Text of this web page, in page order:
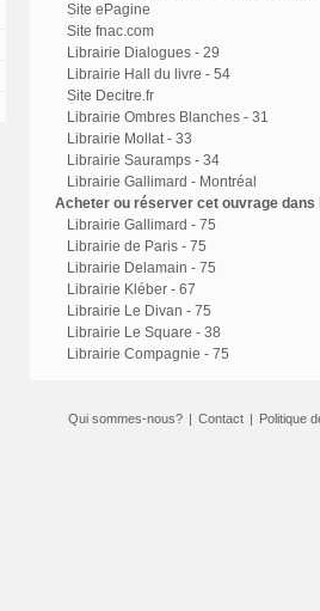
Site ePagine
Site fnac.com
Librairie Dialogues - 29
Librairie Hall du livre - 54
Site Decitre.fr
Librairie Ombres Blanches - 31
Librairie Mollat - 33
Librairie Sauramps - 34
Librairie Gallimard - Montréal
Acheter ou réserver cet ouvrage
Librairie Gallimard - 75
Librairie de Paris - 75
Librairie Delamain - 75
Librairie Kléber - 67
Librairie Le Divan - 75
Librairie Le Square - 38
Librairie Compagnie - 75
Qui sommes-nous? | Contact | Politique